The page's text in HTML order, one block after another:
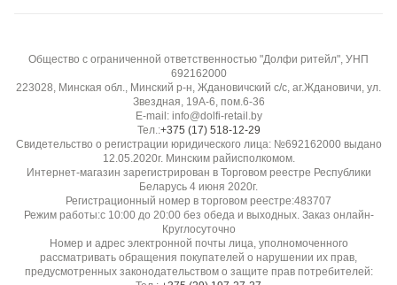
Общество с ограниченной ответственностью "Долфи ритейл", УНП
692162000
223028, Минская обл., Минский р-н, Ждановичский с/с, аг.Ждановичи, ул.
Звездная, 19А-6, пом.6-36
E-mail: info@dolfi-retail.by
Тел.:+375 (17) 518-12-29
Свидетельство о регистрации юридического лица: №692162000 выдано
12.05.2020г. Минским райисполкомом.
Интернет-магазин зарегистрирован в Торговом реестре Республики
Беларусь 4 июня 2020г.
Регистрационный номер в торговом реестре:483707
Режим работы:с 10:00 до 20:00 без обеда и выходных. Заказ онлайн-
Круглосуточно
Номер и адрес электронной почты лица, уполномоченного
рассматривать обращения покупателей о нарушении их прав,
предусмотренных законодательством о защите прав потребителей: